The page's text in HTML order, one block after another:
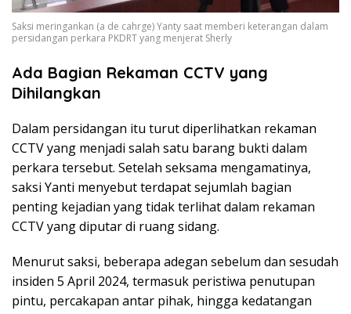
Saksi meringankan (a de cahrge) Yanty saat memberi keterangan dalam
persidangan perkara PKDRT yang menjerat Sherly
Ada Bagian Rekaman CCTV yang
Dihilangkan
Dalam persidangan itu turut diperlihatkan rekaman
CCTV yang menjadi salah satu barang bukti dalam
perkara tersebut. Setelah seksama mengamatinya,
saksi Yanti menyebut terdapat sejumlah bagian
penting kejadian yang tidak terlihat dalam rekaman
CCTV yang diputar di ruang sidang.
Menurut saksi, beberapa adegan sebelum dan sesudah
insiden 5 April 2024, termasuk peristiwa penutupan
pintu, percakapan antar pihak, hingga kedatangan